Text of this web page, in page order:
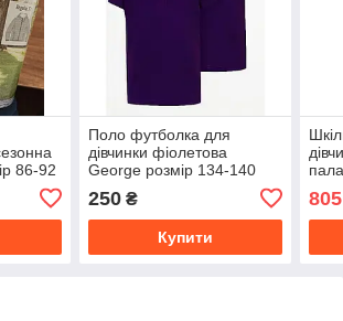
86-92
Поло футболка для
дівчинки фіолетова
George розмір 134-140
250₴
Купити